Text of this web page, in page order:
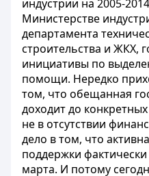
индустрии на 2005-
Министерстве
департамента
строительства и ЖКХ,
инициативы по
помощи. Нередко
том, что обещанная
доходит до
не в отсутствии
дело в том, что
поддержки
марта. И потому